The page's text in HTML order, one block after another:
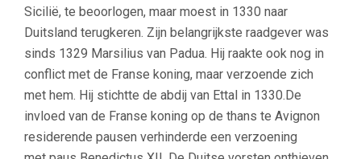
Sicilië, te beoorlogen, maar moest in 1330 naar
Duitsland terugkeren. Zijn belangrijkste raadgever was
sinds 1329 Marsilius van Padua. Hij raakte ook nog in
conflict met de Franse koning, maar verzoende zich
met hem. Hij stichtte de abdij van Ettal in 1330.De
invloed van de Franse koning op de thans te Avignon
residerende pausen verhinderde een verzoening